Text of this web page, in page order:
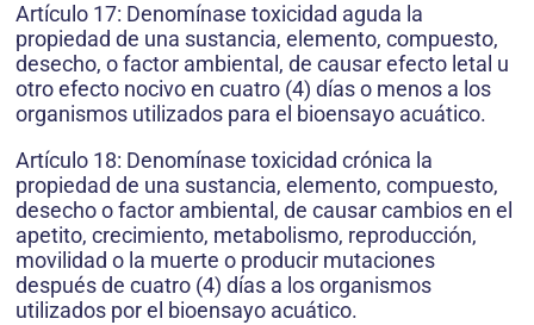
Artículo 17: Denomínase toxicidad aguda la
propiedad de una sustancia, elemento, compuesto,
desecho, o factor ambiental, de causar efecto letal u
otro efecto nocivo en cuatro (4) días o menos a los
organismos utilizados para el bioensayo acuático.
Artículo 18: Denomínase toxicidad crónica la
propiedad de una sustancia, elemento, compuesto,
desecho o factor ambiental, de causar cambios en el
apetito, crecimiento, metabolismo, reproducción,
movilidad o la muerte o producir mutaciones
después de cuatro (4) días a los organismos
utilizados por el bioensayo acuático.